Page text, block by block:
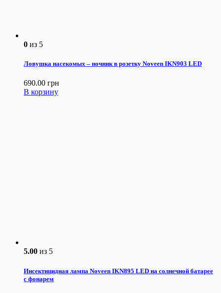
0 из 5
Ловушка насекомых – ночник в розетку Noveen IKN903 LED
690.00 грн
В корзину
5.00 из 5
Инсектицидная лампа Noveen IKN895 LED на солнечной батарее
с фонарем